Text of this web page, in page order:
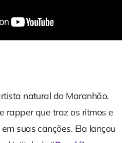
natural do Maranhão.
rapper que traz os ritmos e
suas canções. Ela lançou